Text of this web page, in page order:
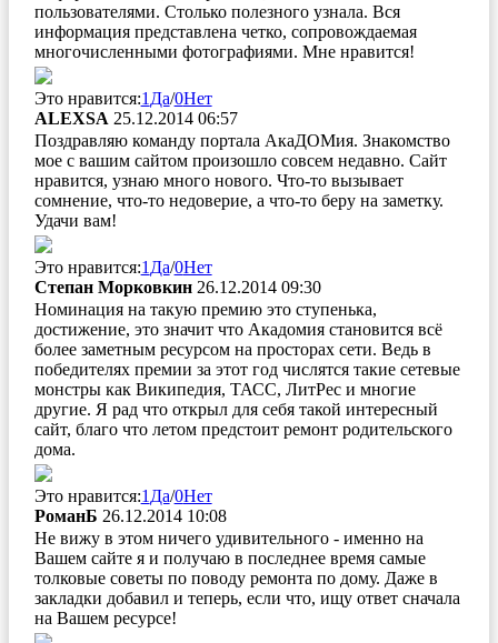
пользователями. Столько полезного узнала. Вся
информация представлена четко, сопровождаемая
многочисленными фотографиями. Мне нравится!
Это нравится:1Да/0Нет
ALEXSA 25.12.2014 06:57
Поздравляю команду портала АкаДОМия. Знакомство
мое с вашим сайтом произошло совсем недавно. Сайт
нравится, узнаю много нового. Что-то вызывает
сомнение, что-то недоверие, а что-то беру на заметку.
Удачи вам!
Это нравится:1Да/0Нет
Степан Морковкин 26.12.2014 09:30
Номинация на такую премию это ступенька,
достижение, это значит что Акадомия становится всё
более заметным ресурсом на просторах сети. Ведь в
победителях премии за этот год числятся такие сетевые
монстры как Википедия, ТАСС, ЛитРес и многие
другие. Я рад что открыл для себя такой интересный
сайт, благо что летом предстоит ремонт родительского
дома.
Это нравится:1Да/0Нет
РоманБ 26.12.2014 10:08
Не вижу в этом ничего удивительного - именно на
Вашем сайте я и получаю в последнее время самые
толковые советы по поводу ремонта по дому. Даже в
закладки добавил и теперь, если что, ищу ответ сначала
на Вашем ресурсе!